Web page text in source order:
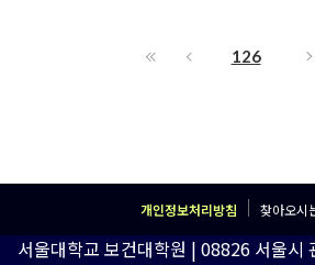
126
개인정보처리방침 찾아오시
서울대학교 보건대학원 | 08826 서울시